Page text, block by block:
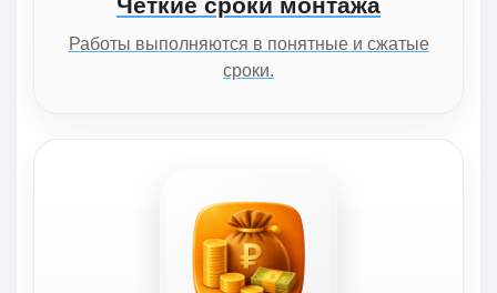
Работы выполняются в понятные и сжатые
сроки.